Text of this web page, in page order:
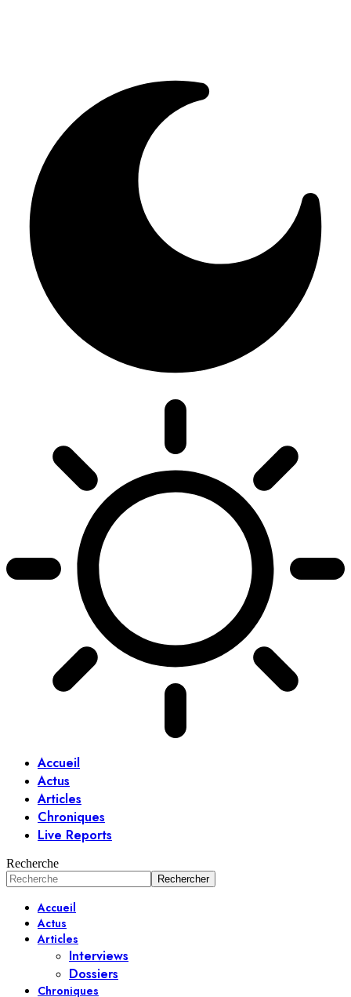
Accueil
Actus
Articles
Chroniques
Live Reports
Recherche
Accueil
Actus
Articles
Interviews
Dossiers
Chroniques